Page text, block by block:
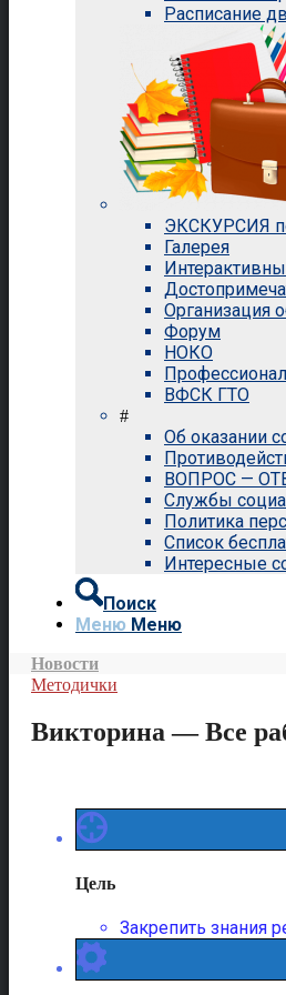
Расписание
ЭКСКУРСИЯ
Галерея
Организация
Форум
НОКО
ВФСК ГТО
#
Об оказании
ВОПРОС —
Службы
Политика
Список
Интересные
Поиск
Меню Меню
Новости
Методички
Викторина — Все
Цель
Закрепить знания